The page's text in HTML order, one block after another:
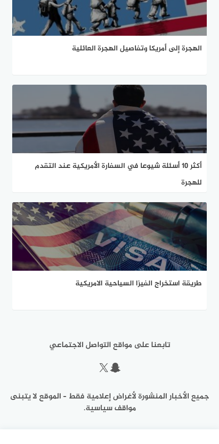
الهجرة إلى أمريكا وتفاصيل الهجرة العائلية
أكثر 10 أسئلة شيوعا في السفارة الأمريكية عند التقدم
للهجرة
طريقة استخراج الفيزا السياحية الامريكية
تابعنا على مواقع التواصل الاجتماعي
سناب شات
إكس
جميع الأخبار المنشورة لأغراض إعلامية فقط – الموقع لا يتبنى
مواقف سياسية.